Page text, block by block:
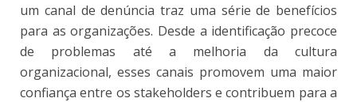
um canal de denúncia traz uma série de benefícios
para as organizações. Desde a identificação precoce
de problemas até a melhoria da cultura
organizacional, esses canais promovem uma maior
confiança entre os stakeholders e contribuem para a